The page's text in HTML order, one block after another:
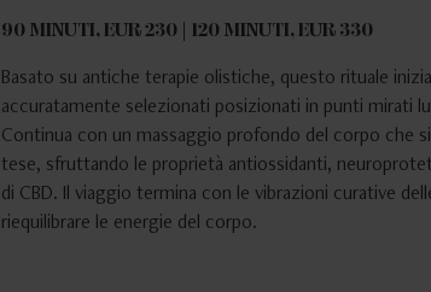
90 MINUTI, EUR 230 | 120 MINUTI, EUR 330
Basato su antiche terapie olistiche, questo rituale
accuratamente selezionati posizionati in punti mirati
Continua con un massaggio profondo del corpo che
tese, sfruttando le proprietà antiossidanti,
di CBD. Il viaggio termina con le vibrazioni curative
riequilibrare le energie del corpo.